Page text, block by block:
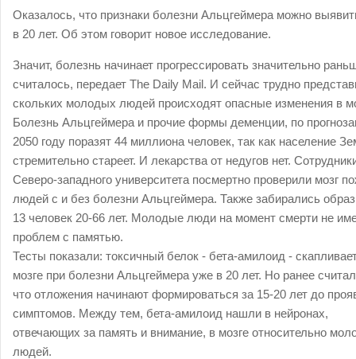
Оказалось, что признаки болезни Альцгеймера можно
в 20 лет. Об этом говорит новое исследование.
Значит, болезнь начинает прогрессировать значительно
считалось, передает The Daily Mail. И сейчас трудно
скольких молодых людей происходят опасные изменения в
Болезнь Альцгеймера и прочие формы деменции, по
2050 году поразят 44 миллиона человек, так как население
стремительно стареет. И лекарства от недугов нет.
Северо-западного университета посмертно проверили мозг
людей с и без болезни Альцгеймера. Также забирались
13 человек 20-66 лет. Молодые люди на момент смерти не
проблем с памятью.
Тесты показали: токсичный белок - бета-амилоид -
мозге при болезни Альцгеймера уже в 20 лет. Но ранее
что отложения начинают формироваться за 15-20 лет до
симптомов. Между тем, бета-амилоид нашли в нейронах,
отвечающих за память и внимание, в мозге относительно
людей.